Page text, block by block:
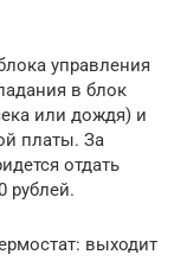
управления
в блок
или дождя) и
платы. За
отдать
рублей.
выходит